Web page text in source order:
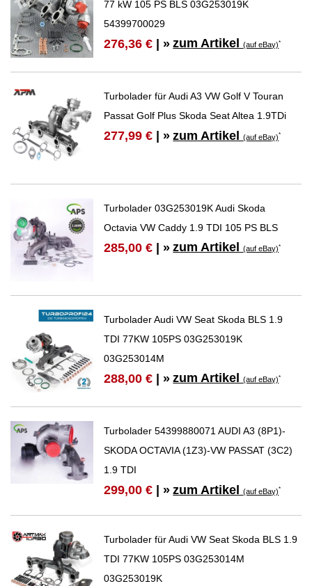
77 kW 105 PS BLS 03G253019K
54399700029
276,36 € | » zum Artikel(auf eBay)*
Turbolader für Audi A3 VW Golf V Touran
Passat Golf Plus Skoda Seat Altea 1.9TDi
277,99 € | » zum Artikel(auf eBay)*
Turbolader 03G253019K Audi Skoda
Octavia VW Caddy 1.9 TDI 105 PS BLS
285,00 € | » zum Artikel(auf eBay)*
Turbolader Audi VW Seat Skoda BLS 1.9
TDI 77KW 105PS 03G253019K
03G253014M
288,00 € | » zum Artikel(auf eBay)*
Turbolader 54399880071 AUDI A3 (8P1)-
SKODA OCTAVIA (1Z3)-VW PASSAT (3C2)
1.9 TDI
299,00 € | » zum Artikel(auf eBay)*
Turbolader für Audi VW Seat Skoda BLS 1.9
TDI 77KW 105PS 03G253014M
03G253019K